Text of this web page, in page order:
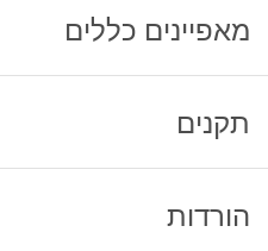
מאפיינים כללים
תקנים
הורדות